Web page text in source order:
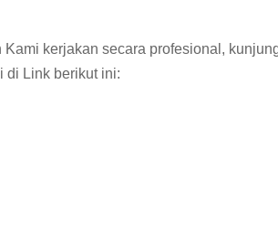
Kami kerjakan secara profesional,
di Link berikut ini: